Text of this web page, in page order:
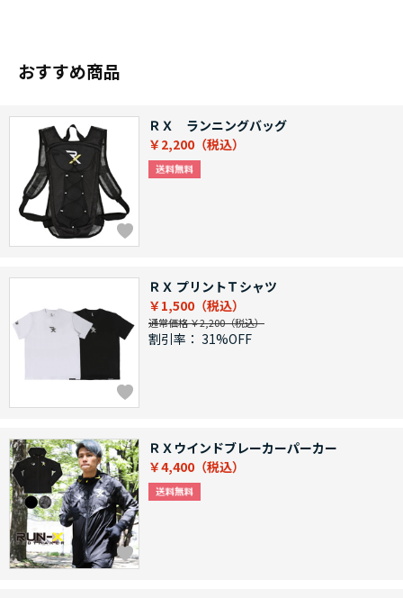
おすすめ商品
ＲＸ ランニングバッグ
￥2,200
ＲＸ プリントＴシャツ
￥1,500
通常価格 ￥2,200
割引率： 31%OFF
ＲＸウインドブレーカーパーカー
￥4,400